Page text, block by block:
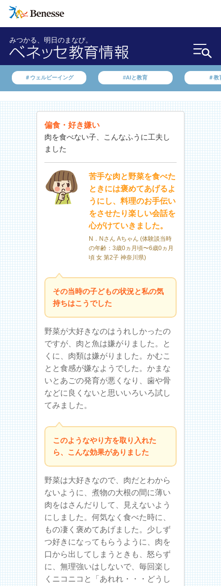
みつかる、明日のまなび。
＃ウェルビーイング #AIと教育 ＃教
偏食・好き嫌い
肉を食べない子、こんなふうに工夫し
ました
苦手な肉と野菜を食べた
ときには褒めてあげるよ
うにし、料理のお手伝い
をさせたり楽しい会話を
心がけていきました。
N．Nさん Aちゃん (体験談当時
の年齢：3歳0ヵ月頃〜6歳0ヵ月
頃 女 第2子 神奈川県)
その当時の子どもの状況と私の気
持ちはこうでした
野菜が大好きなのはうれしかったの
ですが、肉と魚は嫌がりました。と
くに、肉類は嫌がりました。かむこ
とと食感が嫌なようでした。かまな
いとあごの発育が悪くなり、歯や骨
などに良くないと思いいろいろ試し
てみました。
このようなやり方を取り入れた
ら、こんな効果がありました
野菜は大好きなので、肉だとわから
ないように、煮物の大根の間に薄い
肉をはさんだりして、見えないよう
にしました。何気なく食べた時に、
もの凄く褒めてあげました。少しず
つ好きになってもらうように、肉を
口から出してしまうときも、怒らず
に、無理強いはしないで、毎回楽し
くニコニコと「あれれ・・・どうし